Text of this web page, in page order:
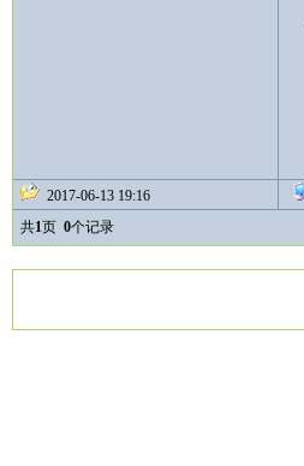
2017-06-13 19:16
共1页 0个记录